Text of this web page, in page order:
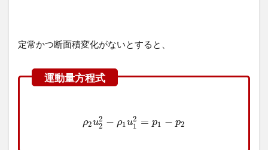
定常かつ断面積変化がないとすると、
ρ2u2
2 − ρ1 u2
1
= p1 − p2